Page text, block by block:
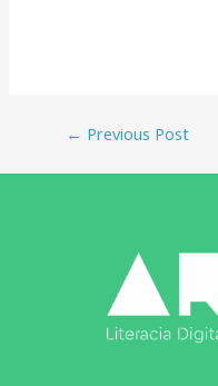
← Previous Post